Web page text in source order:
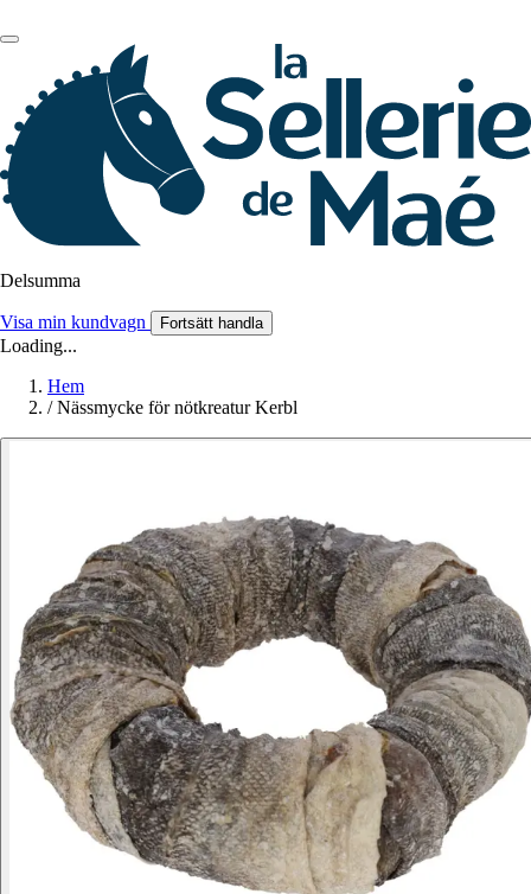
Delsumma
Visa min kundvagn Fortsätt handla
Loading...
Hem
/ Nässmycke för nötkreatur Kerbl